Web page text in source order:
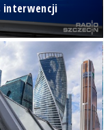
interwencji